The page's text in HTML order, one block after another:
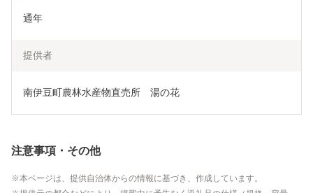
通年
提供者
南伊豆町農林水産物直売所　湯の花
注意事項・その他
本ページは、提供自治体からの情報に基づき、作成しています。